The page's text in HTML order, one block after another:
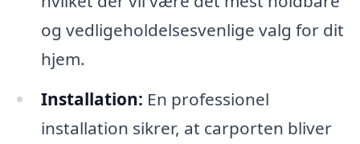
og vedligeholdelsesvenlige valg for dit
hjem.
Installation: En professionel
installation sikrer, at carporten bliver